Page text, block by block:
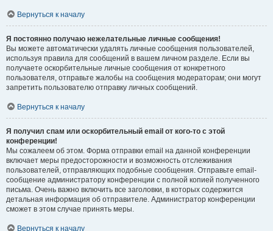
Вернуться к началу
Я постоянно получаю нежелательные личные сообщения!
Вы можете автоматически удалять личные сообщения пользователей,
используя правила для сообщений в вашем личном разделе. Если вы
получаете оскорбительные личные сообщения от конкретного
пользователя, отправьте жалобы на сообщения модераторам; они могут
запретить пользователю отправку личных сообщений.
Вернуться к началу
Я получил спам или оскорбительный email от кого-то с этой
конференции!
Мы сожалеем об этом. Форма отправки email на данной конференции
включает меры предосторожности и возможность отслеживания
пользователей, отправляющих подобные сообщения. Отправьте email-
сообщение администратору конференции с полной копией полученного
письма. Очень важно включить все заголовки, в которых содержится
детальная информация об отправителе. Администратор конференции
сможет в этом случае принять меры.
Вернуться к началу